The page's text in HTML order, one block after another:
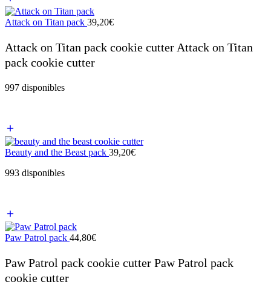
Attack on Titan pack 39,20€
Attack on Titan pack cookie cutter Attack on Titan
pack cookie cutter
997 disponibles
Beauty and the Beast pack 39,20€
993 disponibles
Paw Patrol pack 44,80€
Paw Patrol pack cookie cutter Paw Patrol pack
cookie cutter